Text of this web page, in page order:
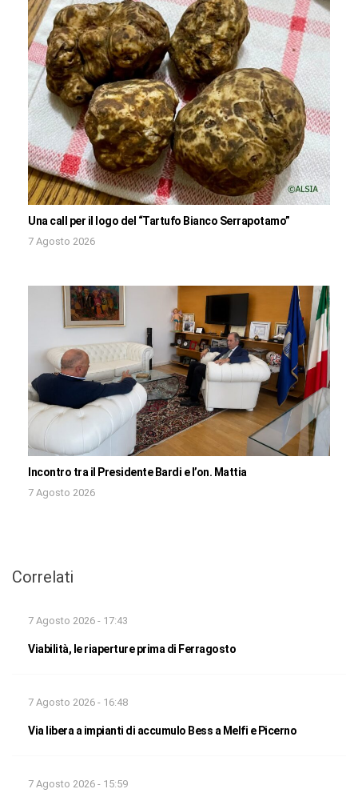
Una call per il logo del “Tartufo Bianco Serrapotamo”
7 Agosto 2026
Incontro tra il Presidente Bardi e l’on. Mattia
7 Agosto 2026
Correlati
7 Agosto 2026 - 17:43
Viabilità, le riaperture prima di Ferragosto
7 Agosto 2026 - 16:48
Via libera a impianti di accumulo Bess a Melfi e Picerno
7 Agosto 2026 - 15:59